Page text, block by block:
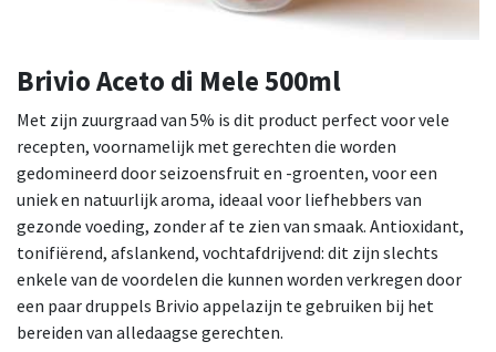
Brivio Aceto di Mele 500ml
Met zijn zuurgraad van 5% is dit product perfect voor vele
recepten, voornamelijk met gerechten die worden
gedomineerd door seizoensfruit en -groenten, voor een
uniek en natuurlijk aroma, ideaal voor liefhebbers van
gezonde voeding, zonder af te zien van smaak. Antioxidant,
tonifiërend, afslankend, vochtafdrijvend: dit zijn slechts
enkele van de voordelen die kunnen worden verkregen door
een paar druppels Brivio appelazijn te gebruiken bij het
bereiden van alledaagse gerechten.